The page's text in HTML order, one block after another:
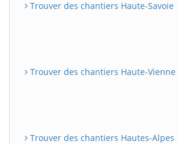
Trouver des chantiers Haute-Savoie
Trouver des chantiers Haute-Vienne
Trouver des chantiers Hautes-Alpes